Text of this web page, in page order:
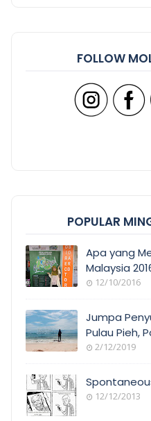
FOLLOW
POPULAR
Apa yang
Malaysia
12/10/2016
Jumpa
Pulau Pieh,
2/12/2019
12/12/2013